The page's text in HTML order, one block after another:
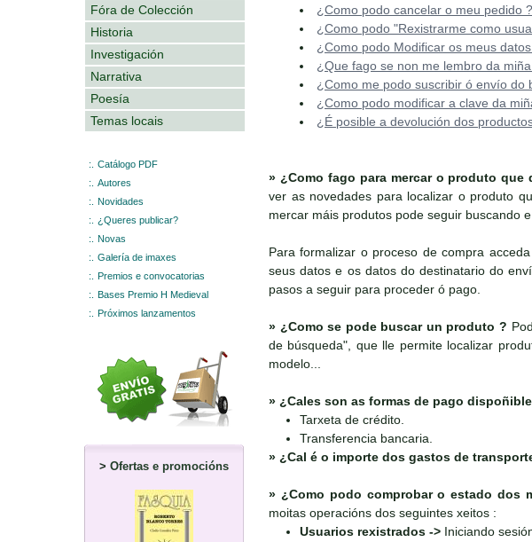
Fóra de Colección
Historia
Investigación
Narrativa
Poesía
Temas locais
:.
Catálogo PDF
:.
Autores
:.
Novidades
:.
¿Queres publicar?
:.
Novas
:.
Galería de imaxes
:.
Premios e convocatorias
:.
Bases Premio H Medieval
:.
Próximos lanzamentos
> Ofertas e promocións
¿Como podo cancelar o meu pedido ?
¿Como podo "Rexistrarme como
¿Como podo Modificar os meus
¿Que fago se non me lembro da
¿Como me podo suscribir ó envío do
¿Como podo modificar a clave da
¿É posible a devolución dos
» ¿Como fago para mercar o produto que
ver as novedades para localizar o produto
mercar máis produtos pode seguir buscando
Para formalizar o proceso de compra
seus datos e os datos do destinatario do
pasos a seguir para proceder ó pago.
» ¿Como se pode buscar un produto ?
de búsqueda", que lle permite localizar
modelo...
» ¿Cales son as formas de pago
Tarxeta de crédito.
Transferencia bancaria.
» ¿Cal é o importe dos gastos de
» ¿Como podo comprobar o estado dos
moitas operacións dos seguintes xeitos :
Usuarios rexistrados -> Iniciando